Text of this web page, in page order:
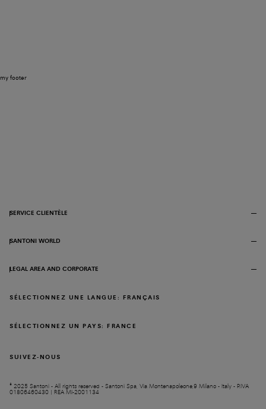
my footer
SERVICE CLIENTÈLE
SANTONI WORLD
LEGAL AREA AND CORPORATE
SUIVEZ-NOUS
SÉLECTIONNEZ UNE LANGUE: FRANÇAIS
SÉLECTIONNEZ UN PAYS: FRANCE
© 2025 Santoni - All rights reserved - Santoni Spa, Via Montenapoleone,9 Milano - Italy - P.IVA
01806460430 | REA MI-2001134